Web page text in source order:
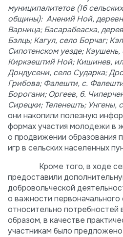
муниципалитетов (16
общины): Анений Ной,
Варница; Басарабеаска,
Бэлць; Кагул, село Борчаг;
Сипотенском уезде; Кэушень,
Киркэештий Ной; Кишинев,
Дондусени, село Сударка;
Грибова; Фалешти, с.
Борогани; Оргеев, б.
Сирецки; Теленешть; Унгены,
они накопили полезную
формах участия молодежи в
о продвижении образования
игр в сельских населенных
Кроме того, в ходе
предоставили
добровольческой
о важности
относительно потребностей
образом, в качестве
участникам было